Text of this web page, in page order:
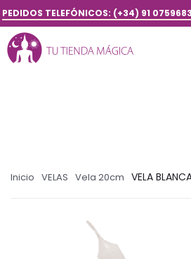
PEDIDOS TELEFÓNICOS: (+34) 91 0759683
Inicio VELAS Vela 20cm VELA